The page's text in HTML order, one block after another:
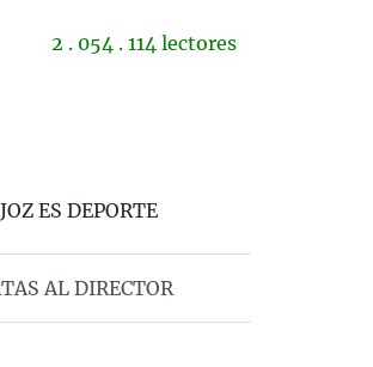
2 . 054 . 114 lectores
ES DEPORTE
AL DIRECTOR